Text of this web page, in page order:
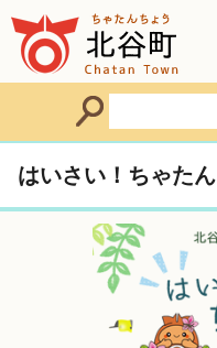
はいさい！ちゃたん